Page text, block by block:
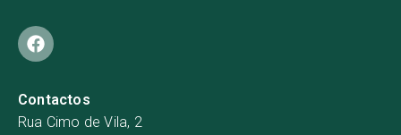
Contactos
Rua Cimo de Vila, 2